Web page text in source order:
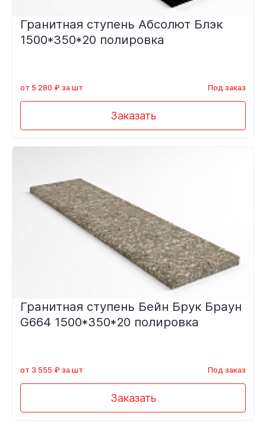
Гранитная ступень Абсолют Блэк
1500*350*20 полировка
от 5 280 ₽ за шт Под заказ
Заказать
Гранитная ступень Бейн Брук Браун
G664 1500*350*20 полировка
от 3 555 ₽ за шт Под заказ
Заказать